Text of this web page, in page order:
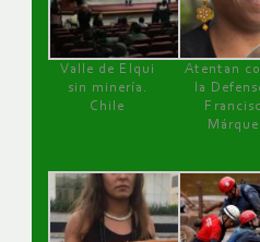
Valle de Elqui
sin minería.
Chile
Atentan
la